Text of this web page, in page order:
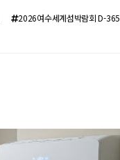
2026여수세계섬박람회 D-